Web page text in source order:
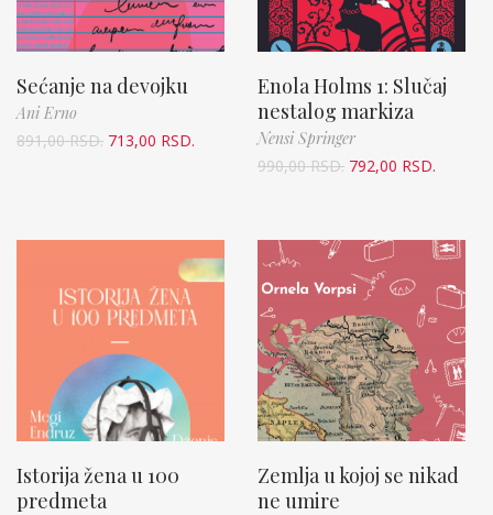
Sećanje na devojku
Ani Erno
891,00RSD. 713,00 RSD.
Enola Holms 1: Slučaj
nestalog markiza
Nensi Springer
990,00RSD. 792,00 RSD.
Istorija žena u 100
predmeta
Zemlja u kojoj se nikad
ne umire